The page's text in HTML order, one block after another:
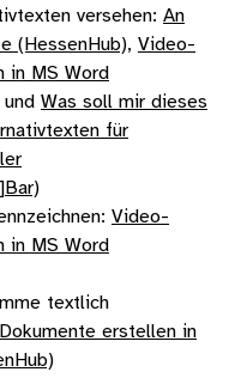
versehen: An
(HessenHub), Video-
in MS Word
und Was soll mir dieses
für
Video-
in MS Word
textlich
erstellen in